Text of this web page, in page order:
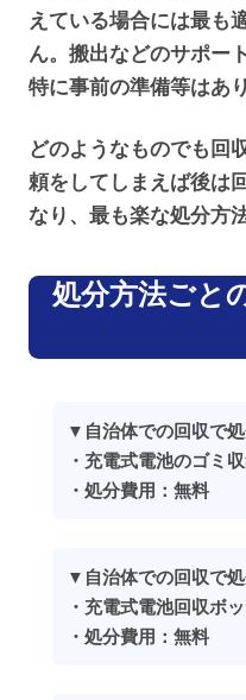
えている場合には最も
ん。搬出などのサポー
特に事前の準備等はあ
どのようなものでも回
頼をしてしまえば後は
なり、最も楽な処分方
処分方法ごと
▼自治体での回収で
・充電式電池のゴミ
・処分費用：無料
▼自治体での回収で
・充電式電池回収ボ
・処分費用：無料